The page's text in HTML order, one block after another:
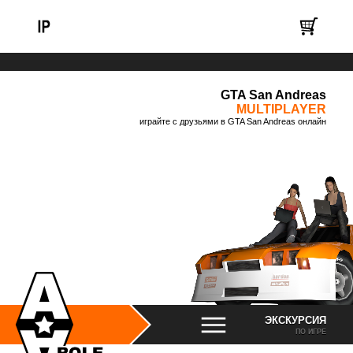
GTA San Andreas
MULTIPLAYER
играйте с друзьями в GTA San Andreas онлайн
ЭКСКУРСИЯ
ПО ИГРЕ